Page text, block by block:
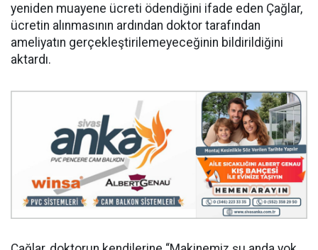
yeniden muayene ücreti ödendiğini ifade eden Çağlar,
ücretin alınmasının ardından doktor tarafından
ameliyatın gerçekleştirilemeyeceğinin bildirildiğini
aktardı.